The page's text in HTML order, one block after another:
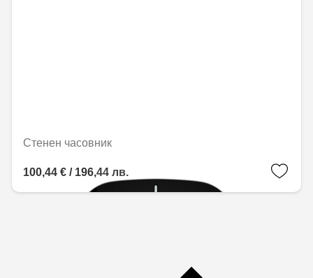
Стенен часовник
100,44 € / 196,44 лв.